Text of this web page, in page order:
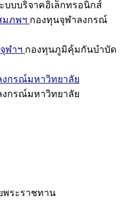
บบบริจาคอิเล็กทรอนิกส์
มภพฯ กองทุนจุฬาลงกรณ์
ฬาฯ กองทุนภูมิคุ้มกันบำบัด
งกรณ์มหาวิทยาลัย
งกรณ์มหาวิทยาลัย
พระราชทาน